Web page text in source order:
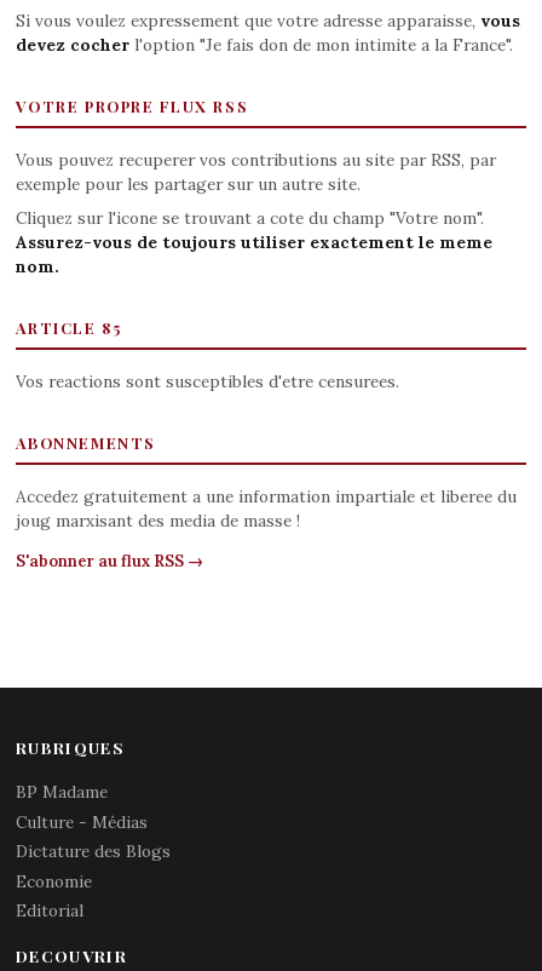
Si vous voulez expressement que votre adresse apparaisse, vous
devez cocherl'option "Je fais don de mon intimite a la France".
VOTRE PROPRE FLUX RSS
Vous pouvez recuperer vos contributions au site par RSS, par
exemple pour les partager sur un autre site.
Cliquez sur l'icone se trouvant a cote du champ "Votre nom".
Assurez-vous de toujours utiliser exactement le meme
nom.
ARTICLE 85
Vos reactions sont susceptibles d'etre censurees.
ABONNEMENTS
Accedez gratuitement a une information impartiale et liberee du
joug marxisant des media de masse !
S'abonner au flux RSS →
RUBRIQUES
BP Madame
Culture - Médias
Dictature des Blogs
Economie
Editorial
DECOUVRIR